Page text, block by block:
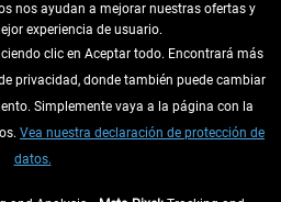
nos ayudan a mejorar nuestras ofertas y
experiencia de usuario.
clic en Aceptar todo. Encontrará más
privacidad, donde también puede cambiar
Simplemente vaya a la página con la
Vea nuestra declaración de protección de
datos.